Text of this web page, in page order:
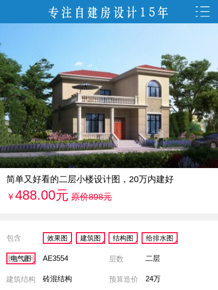
简单又好看的二层小楼设计图，20万内建好
￥488.00元 原价898元
包含 效果图 建筑图 结构图 给排水图
电气图
图纸编号 AE3554 层数 二层
建筑结构 砖混结构 预算造价 24万